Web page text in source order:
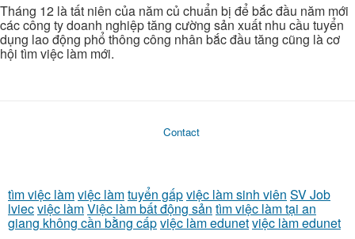
Tháng 12 là tất niên của năm củ chuẩn bị để bắc đầu năm mới
các công ty doanh nghiệp tăng cường sản xuất nhu cầu tuyển
dụng lao động phổ thông công nhân bắc đầu tăng cũng là cơ
hội tìm việc làm mới.
Contact
tìm việc làmviệc làmtuyển gấpviệc làm sinh viên SV Job
lviecviệc làmViệc làm bất động sản tìm việc làm tại an
giang không cần bằng cấpviệc làm edunetviệc làm edunet